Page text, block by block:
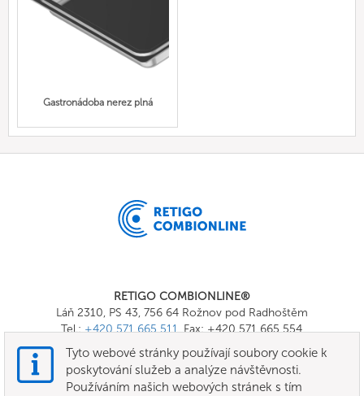
Gastronádoba nerez plná
RETIGO COMBIONLINE®
Láň 2310, PS 43, 756 64 Rožnov pod Radhoštěm
Tel.:+420 571 665 511, Fax: +420 571 665 554
E-mail:
info@combionline.com
Tyto webové stránky používají soubory cookie k
poskytování služeb a analýze návštěvnosti.
Používáním našich webových stránek s tím